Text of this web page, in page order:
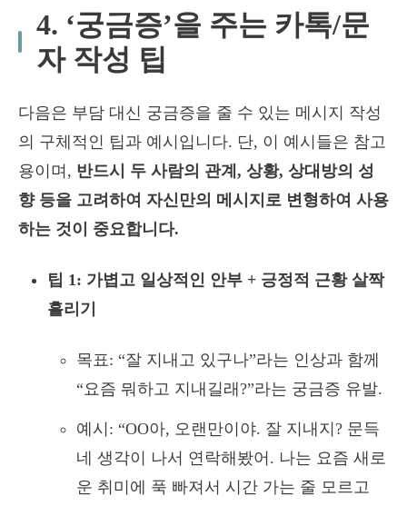
4. ‘궁금증’을 주는 카톡/문
자 작성 팁
다음은 부담 대신 궁금증을 줄 수 있는 메시지 작성
의 구체적인 팁과 예시입니다. 단, 이 예시들은 참고
용이며, 반드시 두 사람의 관계, 상황, 상대방의 성
향 등을 고려하여 자신만의 메시지로 변형하여 사용
하는 것이 중요합니다.
팁 1: 가볍고 일상적인 안부 + 긍정적 근황 살짝
흘리기
목표: “잘 지내고 있구나”라는 인상과 함께
“요즘 뭐하고 지내길래?”라는 궁금증 유발.
예시: “OO아, 오랜만이야. 잘 지내지? 문득
네 생각이 나서 연락해봤어. 나는 요즘 새로
운 취미에 푹 빠져서 시간 가는 줄 모르고